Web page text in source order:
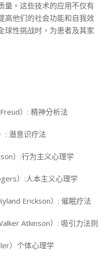
量。这些技术的应用不仅有
高他们的社会功能和自我效
球性挑战时，为患者及其家
）: 精神分析法
: 潜意识疗法
）:行为主义心理学
）:人本主义心理学
Erickson）: 催眠疗法
Atkinson）: 吸引力法则
）个体心理学